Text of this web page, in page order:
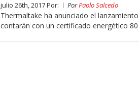
julio 26th, 2017 Por: PorPaolo Salcedo
Thermaltake ha anunciado el
contarán con un certificado energético